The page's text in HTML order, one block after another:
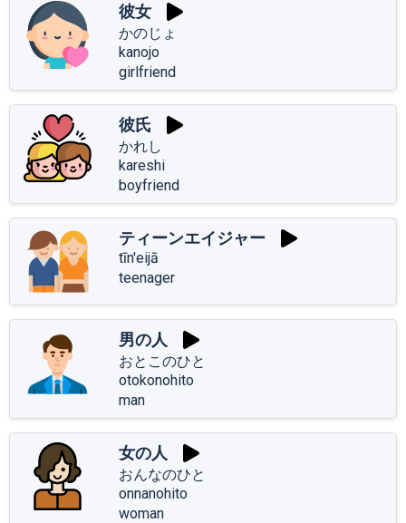
彼女
かのじょ
kanojo
girlfriend
彼氏
かれし
kareshi
boyfriend
ティーンエイジャー
tīn'eijā
teenager
男の人
おとこのひと
otokonohito
man
女の人
おんなのひと
onnanohito
woman